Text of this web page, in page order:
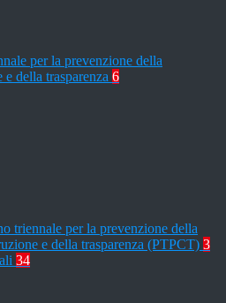
per la prevenzione della
e della trasparenza 6
triennale per la prevenzione della
e della trasparenza (PTPCT) 3
34